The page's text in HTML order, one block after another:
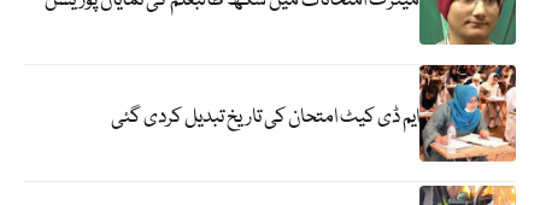
ایم ڈی کیٹ امتحان کی تاریخ تبدیل کردی گئی